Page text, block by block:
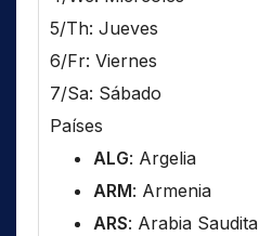
5/Th: Jueves
6/Fr: Viernes
7/Sa: Sábado
Países
ALG: Argelia
ARM: Armenia
ARS: Arabia Saudita